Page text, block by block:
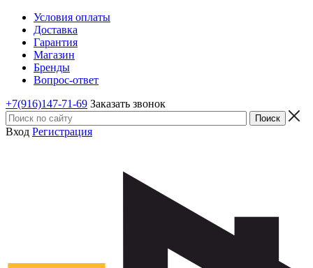
Условия оплаты
Доставка
Гарантия
Магазин
Бренды
Вопрос-ответ
+7(916)147-71-69 Заказать звонок
Вход Регистрация